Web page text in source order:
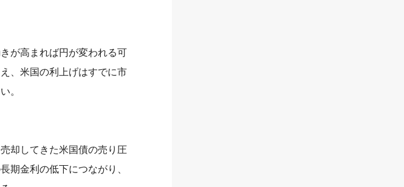
が高まれば円が変われる可
、米国の利上げはすでに市
。
却してきた米国債の売り圧
期金利の低下につながり、